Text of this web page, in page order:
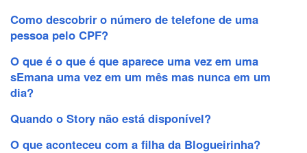
Como descobrir o número de telefone de uma
pessoa pelo CPF?
O que é o que é que aparece uma vez em uma
sEmana uma vez em um mês mas nunca em um
dia?
Quando o Story não está disponível?
O que aconteceu com a filha da Blogueirinha?